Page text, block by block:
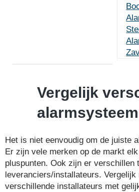
Vergelijk
Het is niet eenvoudig om de juiste
Er zijn vele merken op de markt
pluspunten. Ook zijn er verschillen
leveranciers/installateurs. Vergelijk
verschillende installateurs met